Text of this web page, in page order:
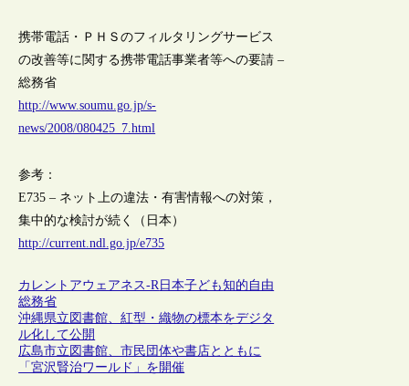
携帯電話・ＰＨＳのフィルタリングサービス
の改善等に関する携帯電話事業者等への要請 –
総務省
http://www.soumu.go.jp/s-
news/2008/080425_7.html
参考：
E735 – ネット上の違法・有害情報への対策，
集中的な検討が続く（日本）
http://current.ndl.go.jp/e735
カレントアウェアネス-R 日本子ども知的自由
総務省
沖縄県立図書館、紅型・織物の標本をデジタ
ル化して公開
広島市立図書館、市民団体や書店とともに
「宮沢賢治ワールド」を開催